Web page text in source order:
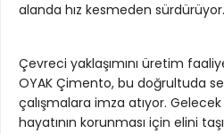
alanda hız kesmeden sürdürüyor.
Çevreci yaklaşımını üretim
OYAK Çimento, bu doğrultuda
çalışmalara imza atıyor.
hayatının korunması için elini